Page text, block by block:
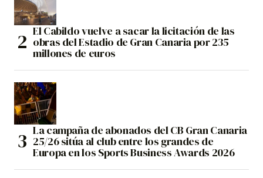
El Cabildo vuelve a sacar la licitación de las
obras del Estadio de Gran Canaria por 235
millones de euros
La campaña de abonados del CB Gran Canaria
25/26 sitúa al club entre los grandes de
Europa en los Sports Business Awards 2026